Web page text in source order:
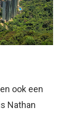
ook een
Nathan